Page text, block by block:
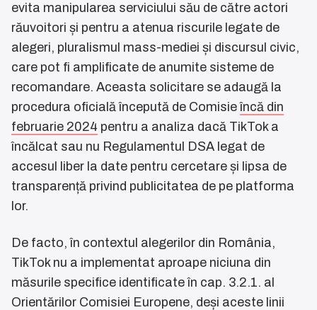
evita manipularea serviciului său de către actori
răuvoitori și pentru a atenua riscurile legate de
alegeri, pluralismul mass-mediei și discursul civic,
care pot fi amplificate de anumite sisteme de
recomandare. Aceasta solicitare se adaugă la
procedura oficială începută de Comisieîncă din
februarie 2024 pentru a analiza dacă TikTok a
încălcat sau nu Regulamentul DSA legat de
accesul liber la date pentru cercetare și lipsa de
transparență privind publicitatea de pe platforma
lor.
De facto, în contextul alegerilor din România,
TikTok nu a implementat aproape niciuna din
măsurile specifice identificate în cap. 3.2.1. al
Orientărilor Comisiei Europene, deși aceste linii